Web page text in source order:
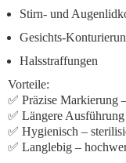
Stirn- und
Gesichts-
Halsstraffungen
Vorteile:
✅ Präzise Markierung
✅ Längere Ausführung
✅ Hygienisch –
✅ Langlebig –